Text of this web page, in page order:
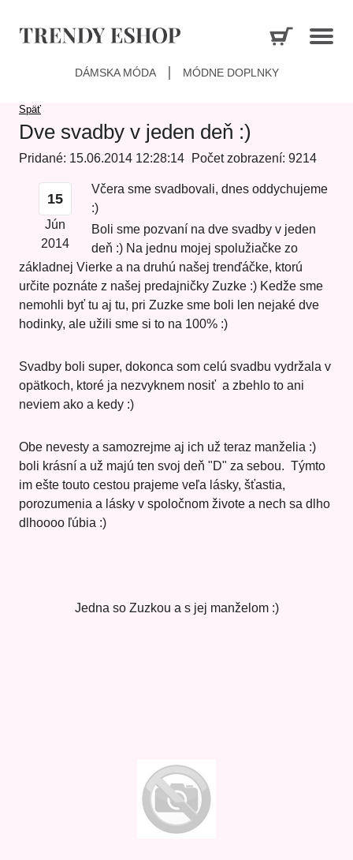
DÁMSKA MÓDA MÓDNE DOPLNKY
Späť
Dve svadby v jeden deň :)
Pridané: 15.06.2014 12:28:14 Počet zobrazení: 9214
15
Jún
2014
Včera sme svadbovali, dnes oddychujeme
:)
Boli sme pozvaní na dve svadby v jeden
deň :) Na jednu mojej spolužiačke zo
základnej Vierke a na druhú našej trenďáčke, ktorú
určite poznáte z našej predajničky Zuzke :) Kedže sme
nemohli byť tu aj tu, pri Zuzke sme boli len nejaké dve
hodinky, ale užili sme si to na 100% :)
Svadby boli super, dokonca som celú svadbu vydržala v
opätkoch, ktoré ja nezvyknem nosiť a zbehlo to ani
neviem ako a kedy :)
Obe nevesty a samozrejme aj ich už teraz manželia :)
boli krásní a už majú ten svoj deň "D" za sebou. Týmto
im ešte touto cestou prajeme veľa lásky, šťastia,
porozumenia a lásky v spoločnom živote a nech sa dlho
dlhoooo ľúbia :)
Jedna so Zuzkou a s jej manželom :)